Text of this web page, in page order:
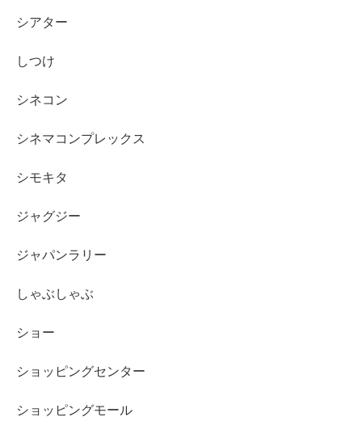
シアター
しつけ
シネコン
シネマコンプレックス
シモキタ
ジャグジー
ジャパンラリー
しゃぶしゃぶ
ショー
ショッピングセンター
ショッピングモール